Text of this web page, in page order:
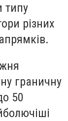
типу
різних
граничну
50